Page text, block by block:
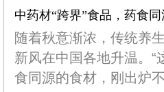
中药材“跨界”食品，药食
随着秋意渐浓，传统养
新风在中国各地升温。“
食同源的食材，刚出炉